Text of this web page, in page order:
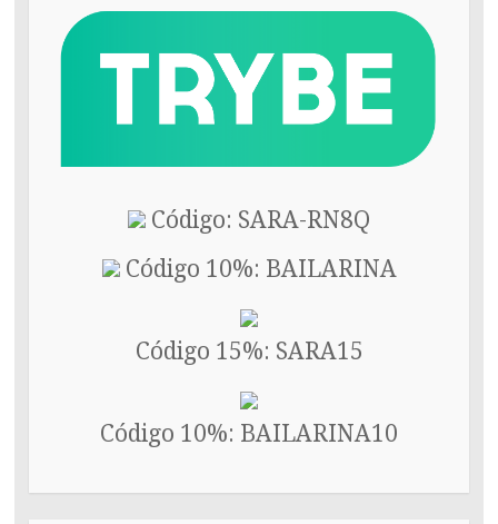
Código: SARA-RN8Q
Código 10%: BAILARINA
Código 15%: SARA15
Código 10%: BAILARINA10